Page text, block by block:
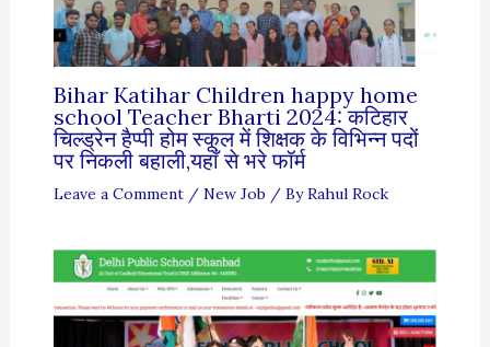
Bihar Katihar Children happy home
school Teacher Bharti 2024: कटिहार
चिल्ड्रेन हैप्पी होम स्कूल में शिक्षक के विभिन्न पदों
पर निकली बहाली,यहाँ से भरे फॉर्म
Leave a Comment / New Job / ByRahul Rock